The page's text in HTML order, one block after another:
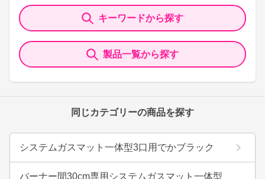
キーワードから探す
製品一覧から探す
同じカテゴリーの商品を探す
システムガスマット一体型3口用でかブラック
バーナー間30cm専用システムガスマット一体型